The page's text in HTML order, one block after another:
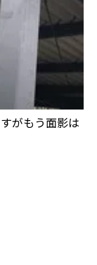
がもう面影は